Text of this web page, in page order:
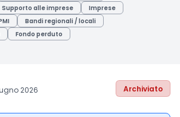
Supporto alle imprese
Imprese
Bandi regionali / locali
Fondo perduto
2026 Archiviato